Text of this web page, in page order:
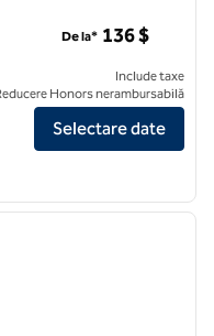
Lauderdale Marina
De la* 136 $
Include taxe
Honors nerambursabilă
Selectare date